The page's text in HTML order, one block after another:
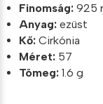
Finomság: 925
Anyag: ezüst
Kő: Cirkónia
Méret: 57
Tömeg: 1.6 g